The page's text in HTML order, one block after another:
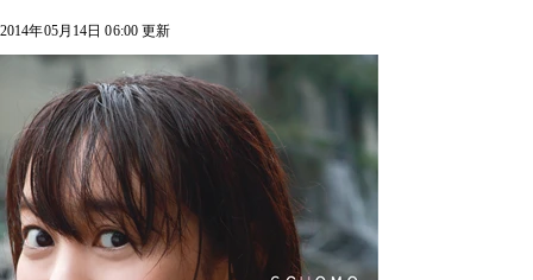
2014年05月14日 06:00 更新